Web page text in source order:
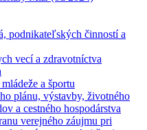
podnikateľských činností a
vecí a zdravotníctva
a športu
plánu, výstavby, životného
a cestného hospodárstva
verejného záujmu pri